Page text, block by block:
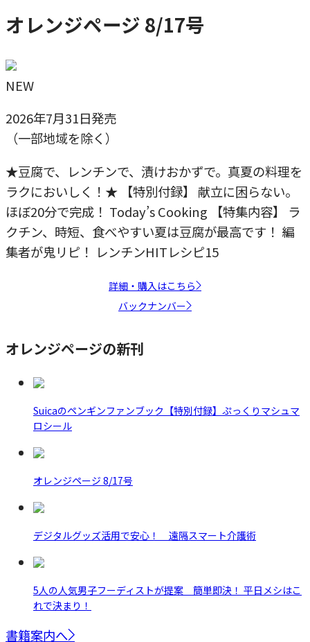
オレンジページ 8/17号
NEW
2026年7月31日発売
（一部地域を除く）
★豆腐で、レンチンで、漬けおかずで。真夏の料理を
ラクにおいしく！★ 【特別付録】 献立に困らない。
ほぼ20分で完成！ Today’s Cooking 【特集内容】 ラ
クチン、時短、食べやすい夏は豆腐が最高です！ 編
集者が鬼リピ！ レンチンHITレシピ15
詳細・購入はこちら
バックナンバー
オレンジページの新刊
Suicaのペンギンファンブック【特別付録】ぷっくりマシュマ
ロシール
オレンジページ 8/17号
デジタルグッズ活用で安心！ 遠隔スマート介護術
5人の人気男子フーディストが提案 簡単即決！ 平日メシはこ
れで決まり！
書籍案内へ